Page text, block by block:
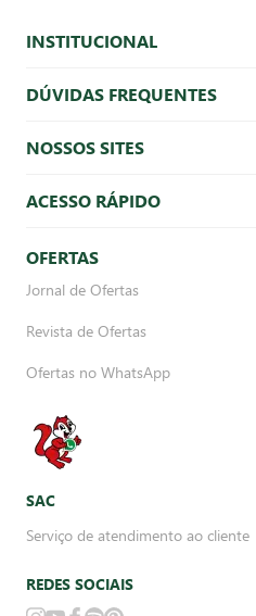
INSTITUCIONAL
DÚVIDAS FREQUENTES
NOSSOS SITES
ACESSO RÁPIDO
OFERTAS
Jornal de Ofertas
Revista de Ofertas
Ofertas no WhatsApp
SAC
Serviço de atendimento ao cliente
REDES SOCIAIS